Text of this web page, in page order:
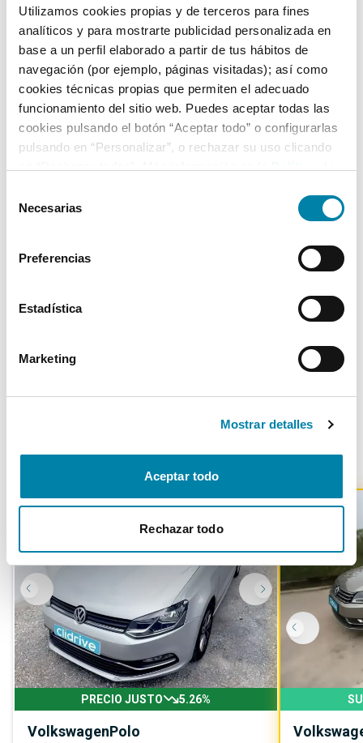
Utilizamos cookies propias y de terceros para fines
analíticos y para mostrarte publicidad personalizada en
base a un perfil elaborado a partir de tus hábitos de
navegación (por ejemplo, páginas visitadas); así como
cookies técnicas propias que permiten el adecuado
funcionamiento del sitio web. Puedes aceptar todas las
cookies pulsando el botón “Aceptar todo” o configurarlas
pulsando en “Personalizar”, o rechazar su uso clicando
Necesarias
Preferencias
Estadística
Marketing
Mostrar detalles
Aceptar todo
Rechazar todo
Equipamiento*
Detalles destacados
Luz de marcha diurna LED
2 luces de lectura LED delante
2 luces de lectura LED detrás
* La información de Equipamiento puede no reflejar todos los detalles
específicos del vehículo.
Más de 3.500 clientes satisfechos
PRECIO JUSTO 5.26%
VolkswagenPolo